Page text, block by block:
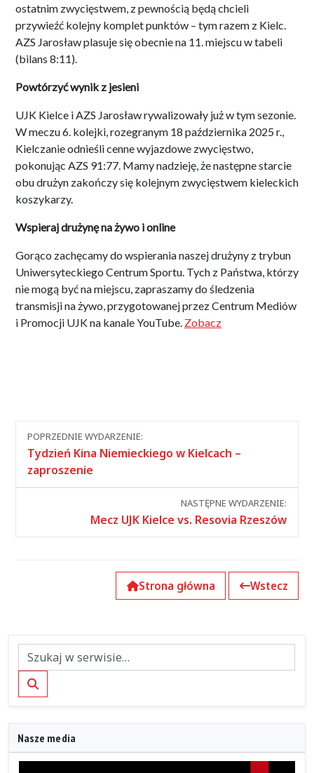
ostatnim zwycięstwem, z pewnością będą chcieli
przywieźć kolejny komplet punktów – tym razem z Kielc.
AZS Jarosław plasuje się obecnie na 11. miejscu w tabeli
(bilans 8:11).
Powtórzyć wynik z jesieni
UJK Kielce i AZS Jarosław rywalizowały już w tym sezonie.
W meczu 6. kolejki, rozegranym 18 października 2025 r.,
Kielczanie odnieśli cenne wyjazdowe zwycięstwo,
pokonując AZS 91:77. Mamy nadzieję, że następne starcie
obu drużyn zakończy się kolejnym zwycięstwem kieleckich
koszykarzy.
Wspieraj drużynę na żywo i online
Gorąco zachęcamy do wspierania naszej drużyny z trybun
Uniwersyteckiego Centrum Sportu. Tych z Państwa, którzy
nie mogą być na miejscu, zapraszamy do śledzenia
transmisji na żywo, przygotowanej przez Centrum Mediów
i Promocji UJK na kanale YouTube. Zobacz
Nawigacja
między
wydarzeniami
POPRZEDNIE WYDARZENIE:
Tydzień Kina Niemieckiego w Kielcach –
zaproszenie
NASTĘPNE WYDARZENIE:
Mecz UJK Kielce vs. Resovia Rzeszów
Strona główna Wstecz
Szukaj
Nasze media